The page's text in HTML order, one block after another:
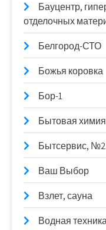
Бауцентр,
отделочных
Белгород-СТО
Божья коровка
Бор-1
Бытовая химия
Бытсервис, №2
Ваш Выбор
Взлет, сауна
Водная